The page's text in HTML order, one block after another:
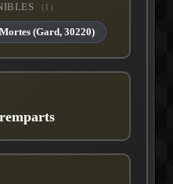
(1)
(Gard, 30220)